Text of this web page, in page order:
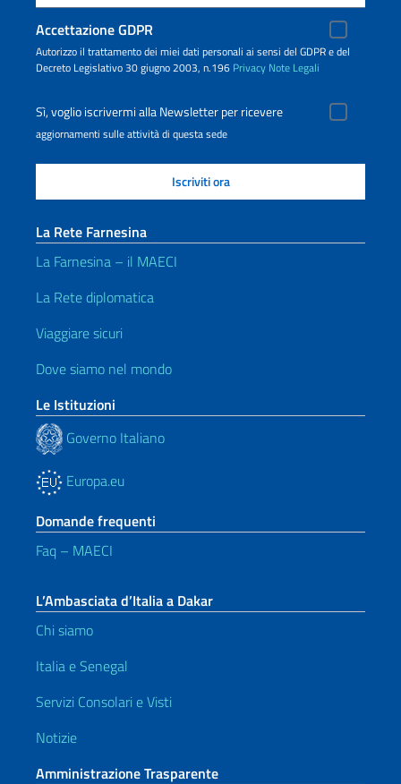
Accettazione GDPR
Autorizzo il trattamento dei miei dati personali ai sensi del GDPR e del
Decreto Legislativo 30 giugno 2003, n.196 Privacy Note Legali
Sì, voglio iscrivermi alla Newsletter per ricevere
aggiornamenti sulle attività di questa sede
La Rete Farnesina
La Farnesina – il MAECI
La Rete diplomatica
Viaggiare sicuri
Dove siamo nel mondo
Le Istituzioni
Governo Italiano
Europa.eu
Domande frequenti
Faq – MAECI
L’Ambasciata d’Italia a Dakar
Chi siamo
Italia e Senegal
Servizi Consolari e Visti
Notizie
Amministrazione Trasparente